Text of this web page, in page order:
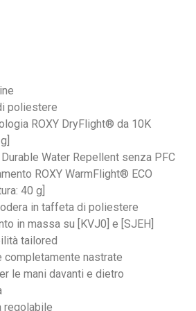
poliestere
ROXY DryFlight® da 10K
Water Repellent senza PFC
ROXY WarmFlight® ECO
40 g]
in taffeta di poliestere
in massa su [KVJ0] e [SJEH]
tailored
completamente nastrate
le mani davanti e dietro
regolabile